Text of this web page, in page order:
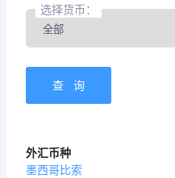
选择货币：
墨西哥比索